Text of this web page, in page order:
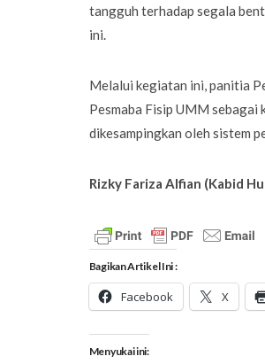
tangguh terhadap segala
ini.
Melalui kegiatan ini, panitia
Pesmaba Fisip UMM sebagai
dikesampingkan oleh sistem
Rizky Fariza Alfian (Kabid
Bagikan Artikel Ini :
Facebook X
Menyukai ini: